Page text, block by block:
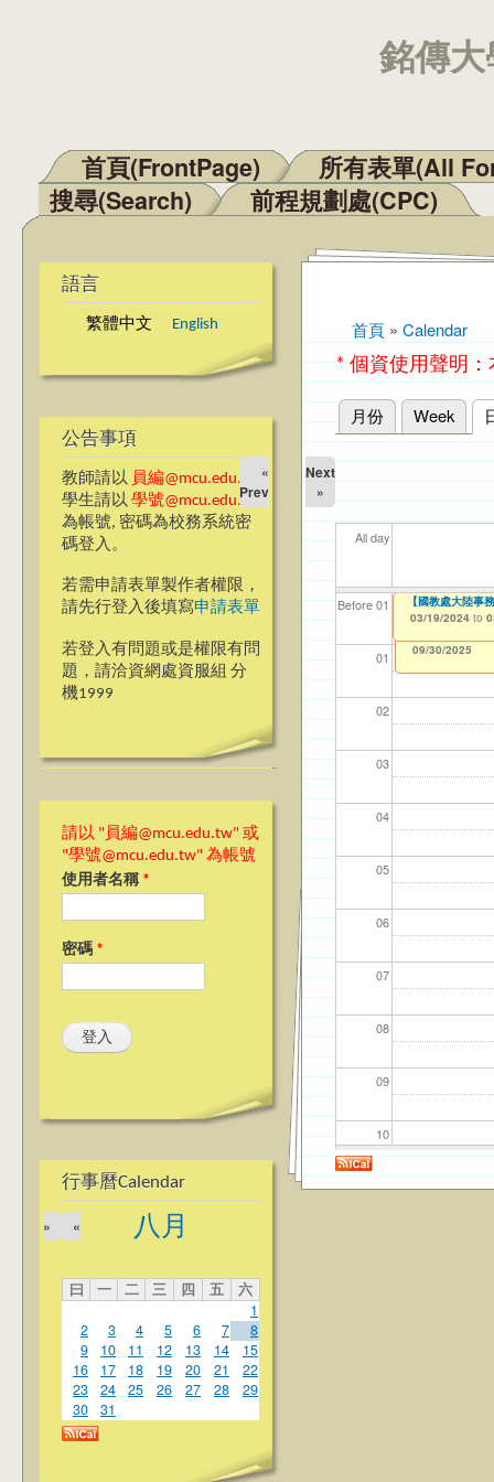
銘傳
主選單
首頁(FrontPage)
所有表單(All
搜尋(Search)
前程規劃處(CPC)
語言
繁體中文 English
公告事項
教師請以 員編@mcu.edu.tw
學生請以 學號@mcu.edu.tw
為帳號, 密碼為校務系統密
碼登入。
若需申請表單製作者權限，
請先行登入後填寫申請表單
若登入有問題或是權限有問
題，請洽資網處資服組 分
機1999
請以 "員編@mcu.edu.tw" 或
"學號@mcu.edu.tw" 為帳號
使用者名稱 *
密碼 *
行事曆Calendar
八月
«
»
曰 一 二 三 四 五
六
1
2
3 4 5 6 7
8
9
10 11 12 13 14
15
16
17 18 19 20 21
22
23
24 25 26 27 28
29
30
31
您在這裡
首頁 » Calendar
* 個資使用聲明
主要索引標籤
月份 Week
«
Prev
Next
»
All day
Before 01
01
02
03
04
05
06
07
08
09
10
11
【資網處】
整合系統～表單
12/31/2027
我愛銘傳我愛養
校區)
09/30/2025
海青
08/
【財
11/
【財
11/
114
04/
【國教處大陸事
03/19/2024 to